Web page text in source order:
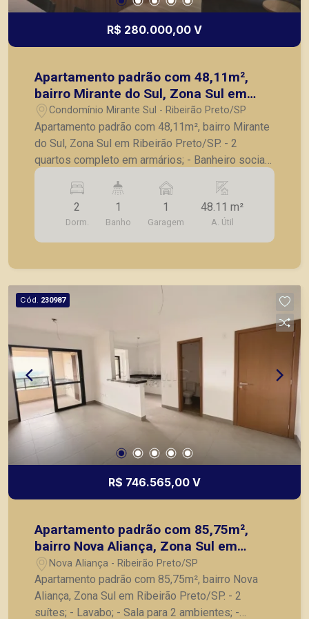
R$ 280.000,00 V
Apartamento padrão com 48,11m²,
bairro Mirante do Sul, Zona Sul em
Ribeirão Preto/SP.
Condomínio Mirante Sul - Ribeirão Preto/SP
Apartamento padrão com 48,11m², bairro Mirante
do Sul, Zona Sul em Ribeirão Preto/SP. - 2
quartos completo em armários; - Banheiro social;
- Sala para 2 ambientes; - Cozinha planejada; -
Lavanderia; - 1 vaga de garagem. Também temos
imóveis no Nova Aliança, Jardim Botânico, Jardim
Canadá, casas e apartamentos próximos a
mercados, farmácias, escolas, além de pontos
2
Dorm.
1
Banho
1
Garagem
48.11 m²
A. Útil
Cód. 230987
R$ 746.565,00 V
Apartamento padrão com 85,75m²,
bairro Nova Aliança, Zona Sul em
Ribeirão Preto/SP.
Nova Aliança - Ribeirão Preto/SP
Apartamento padrão com 85,75m², bairro Nova
Aliança, Zona Sul em Ribeirão Preto/SP. - 2
suítes; - Lavabo; - Sala para 2 ambientes; -